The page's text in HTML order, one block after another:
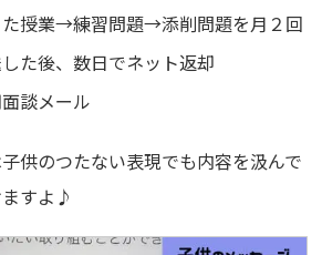
た授業→練習問題→添削問題を月２回
た後、数日でネット返却
談メール
供のつたない表現でも内容を汲んで
すよ♪